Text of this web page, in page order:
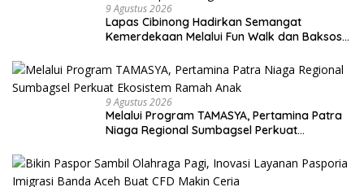
9 Agustus 2026
Lapas Cibinong Hadirkan Semangat
Kemerdekaan Melalui Fun Walk dan Baksos
9 Agustus 2026
Melalui Program TAMASYA, Pertamina Patra
Niaga Regional Sumbagsel Perkuat